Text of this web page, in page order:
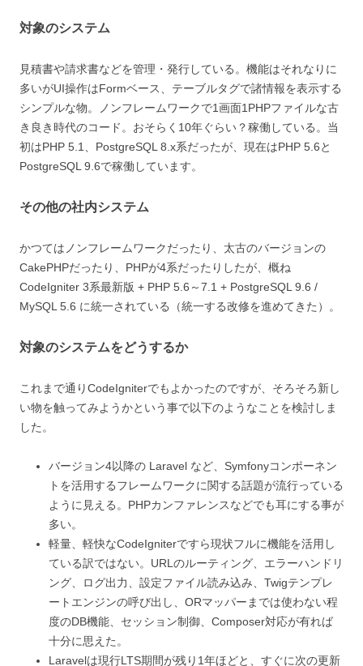
対象のシステム
見積書や請求書などを管理・発行している。機能はそれなりに
多いがUI操作はFormベース、テーブルタグで諸情報を表示する
シンプルな物。ノンフレームワークで1画面1PHPファイルな古
き良き時代のコード。おそらく10年ぐらい？稼働している。当
初はPHP 5.1、PostgreSQL 8.x系だったが、現在はPHP 5.6と
PostgreSQL 9.6で稼働しています。
その他の社内システム
かつてはノンフレームワークだったり、太古のバージョンの
CakePHPだったり、PHPが4系だったりしたが、概ね
CodeIgniter 3系最新版 + PHP 5.6～7.1 + PostgreSQL 9.6 /
MySQL 5.6 に統一されている（統一する改修を進めてきた）。
対象のシステムをどうするか
これまで通りCodeIgniterでもよかったのですが、そろそろ新し
い物を触ってみようかという事で以下のようなことを検討しま
した。
バージョン4以降の Laravel など、Symfonyコンポーネン
トを活用するフレームワークに関する話題が流行っている
ように見える。PHPカンファレンスなどでも耳にする事が
多い。
軽量、軽快なCodeIgniterですら現状フルに機能を活用し
ている訳ではない。URLのルーティング、エラーハンドリ
ング、ログ出力、設定ファイル読み込み、Twigテンプレ
ートエンジンの呼び出し、ORマッパーまでは使わない程
度のDB機能、セッション制御、Composer対応が有れば
十分に思えた。
Laravelは現行LTS期間が残り1年ほどと、すぐに次の更新